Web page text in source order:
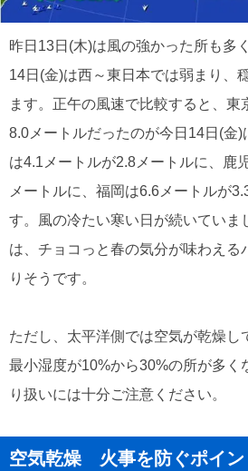
昨日13日(木)は風の強かった所も多
14日(金)は西～東日本では弱まり、
ます。正午の風速で比較すると、東
8.0メートルだったのが今日14日(金)
は4.1メートルが2.8メートルに、鹿
メートルに、福岡は6.6メートルが
す。風の冷たい寒い日が続いていま
は、チョコっと春の気分が味わえる
りそうです。
ただし、太平洋側では空気が乾燥し
最小湿度が10%から30%の所が多く
り扱いには十分ご注意ください。
空気乾燥 火事を防ぐポイン